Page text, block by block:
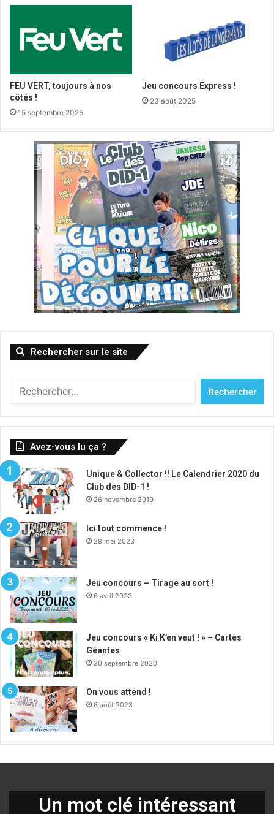
FEU VERT, toujours à nos
côtés !
15 septembre 2025
Jeu concours Express !
23 août 2025
Rechercher sur le site
Avez-vous lu ça ?
Unique & Collector !! Le Calendrier 2020 du
Club des DID-1 !
26 novembre 2019
Ici tout commence !
28 mai 2023
Jeu concours – Tirage au sort !
6 avril 2023
Jeu concours « Ki K’en veut ! » – Cartes
Géantes
30 septembre 2020
On vous attend !
6 août 2023
Un mot clé intéressant